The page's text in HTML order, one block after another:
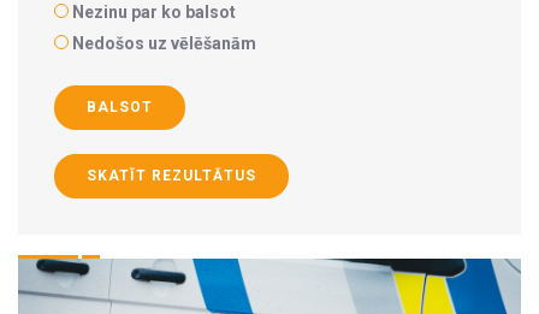
Nezinu par ko balsot
Nedošos uz vēlēšanām
BALSOT
SKATĪT REZULTĀTUS